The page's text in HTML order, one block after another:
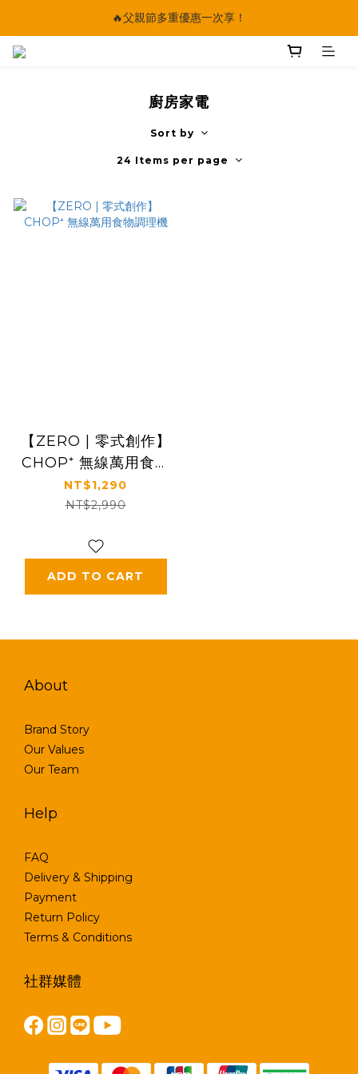
🔥父親節多重優惠一次享！
🔥父親節多重優惠一次享！
🔥父親節多重優惠一次享！
廚房家電
Sort by
24 Items per page
【ZERO | 零式創作】
CHOP⁺ 無線萬用食物
調理機
NT$1,290
NT$2,990
ADD TO CART
About
Brand Story
Our Values
Our Team
Help
FAQ
Delivery & Shipping
Payment
Return Policy
Terms & Conditions
社群媒體